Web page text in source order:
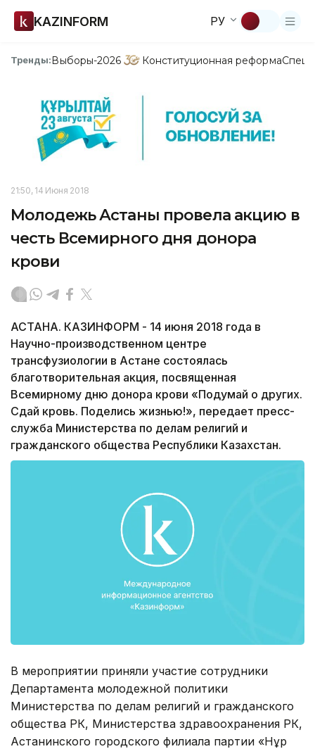
KAZINFORM РУ
Тренды:Выборы-2026 Конституционная реформа
21:50, 14 Июня 2018
Молодежь Астаны провела акцию в
честь Всемирного дня донора
крови
АСТАНА. КАЗИНФОРМ - 14 июня 2018 года в
Научно-производственном центре
трансфузиологии в Астане состоялась
благотворительная акция, посвященная
Всемирному дню донора крови «Подумай о других.
Сдай кровь. Поделись жизнью!», передает пресс-
служба Министерства по делам религий и
гражданского общества Республики Казахстан.
В мероприятии приняли участие сотрудники
Департамента молодежной политики
Министерства по делам религий и гражданского
общества РК, Министерства здравоохранения РК,
Астанинского городского филиала партии «Нұр